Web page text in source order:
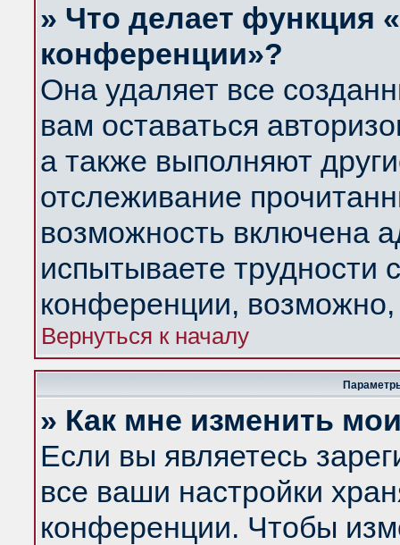
» Что делает функция
конференции»?
Она удаляет все
вам оставаться
а также выполняют
отслеживание
возможность включена
испытываете трудности
конференции,
Вернуться к началу
» Как мне изменить
Если вы являетесь
все ваши настройки
конференции. Чтобы